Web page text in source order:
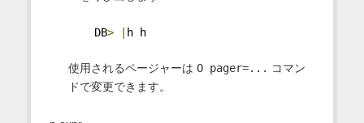
DB> h h
使用されるページャーは O pager=... コマン
ドで変更できます。